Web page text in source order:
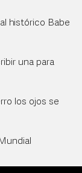
histórico Babe
una para
los ojos se